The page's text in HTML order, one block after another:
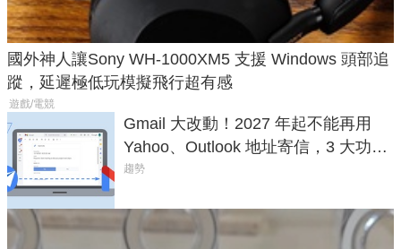
國外神人讓Sony WH-1000XM5 支援 Windows 頭部追
蹤，延遲極低玩模擬飛行超有感
遊戲/電競
Gmail 大改動！2027 年起不能再用
Yahoo、Outlook 地址寄信，3 大功能
將停用
趨勢